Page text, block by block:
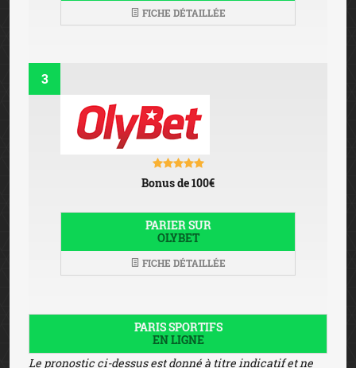
FICHE DÉTAILLÉE
3
Bonus de 100€
PARIER SUR
OLYBET
FICHE DÉTAILLÉE
PARIS SPORTIFS
EN LIGNE
Le pronostic ci-dessus est donné à titre indicatif et ne